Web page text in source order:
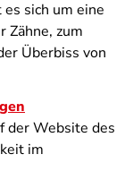
sich um eine
Zähne, zum
Überbiss von
der Website des
im